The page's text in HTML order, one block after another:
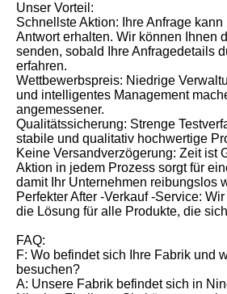
Unser Vorteil:
Schnellste Aktion: Ihre Anfrage
Antwort erhalten. Wir können Ihnen
senden, sobald Ihre Anfragedetails
erfahren.
Wettbewerbspreis: Niedrige
und intelligentes Management
angemessener.
Qualitätssicherung: Strenge
stabile und qualitativ hochwertige
Keine Versandverzögerung: Zeit ist
Aktion in jedem Prozess sorgt für
damit Ihr Unternehmen reibungslos
Perfekter After -Verkauf -Service:
die Lösung für alle Produkte, die
FAQ:
F: Wo befindet sich Ihre Fabrik und
besuchen?
A: Unsere Fabrik befindet sich in